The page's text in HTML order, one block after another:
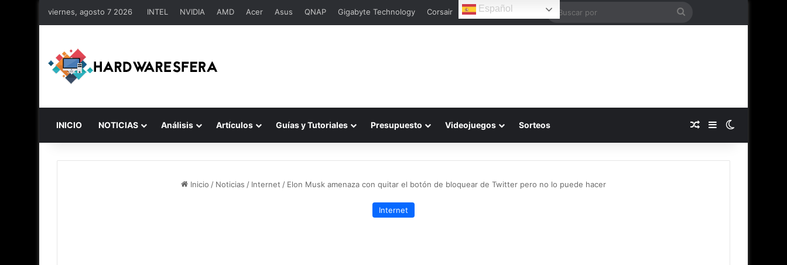
viernes, agosto 7 2026 INTEL NVIDIA AMD Acer Asus QNAP Gigabyte Technology Corsair Español
Buscar
INICIO NOTICIAS Análisis Artículos Guías y Tutoriales Presupuesto Videojuegos Sorteos Publicación al azar
Barra lateral
Inicio / Noticias / Internet / Elon Musk amenaza con quitar el botón de bloquear de Twitter pero no lo puede hacer
Internet